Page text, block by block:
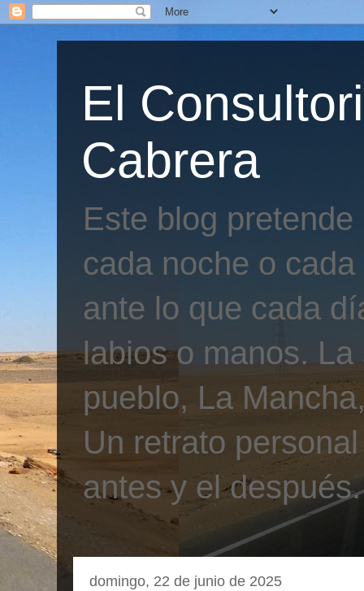
El
Cabrera
Este blog
cada noche o
ante lo que cada
labios o manos.
pueblo, La
Un retrato
antes y el después.
domingo, 22 de junio de 2025